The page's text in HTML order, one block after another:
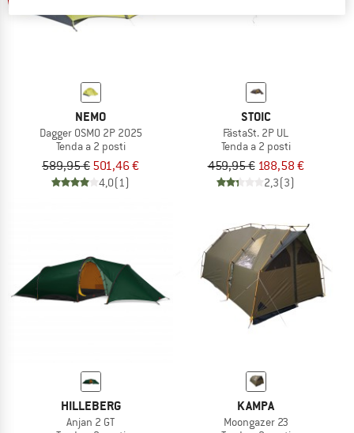
NEMO
Dagger OSMO 2P 2025
Tenda a 2 posti
589,95 € 501,46 €
4,0(1)
STOIC
FästaSt. 2P UL
Tenda a 2 posti
459,95 € 188,58 €
2,3(3)
HILLEBERG
Anjan 2 GT
KAMPA
Moongazer 23